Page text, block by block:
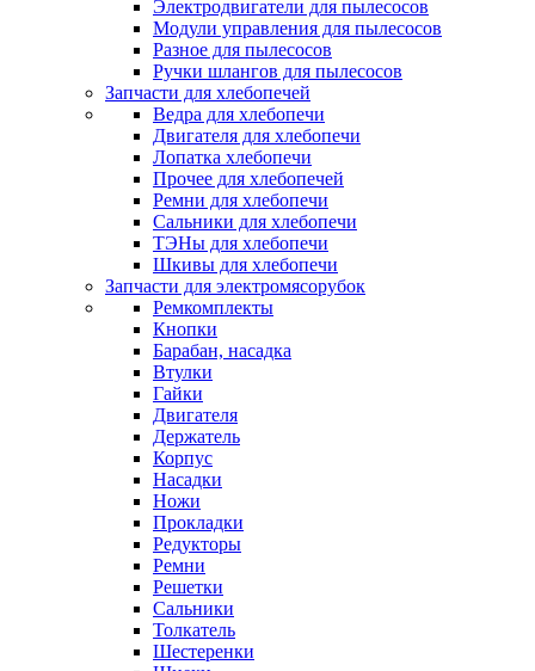
Электродвигатели для пылесосов
Модули управления для пылесосов
Разное для пылесосов
Ручки шлангов для пылесосов
Запчасти для хлебопечей
Ведра для хлебопечи
Двигателя для хлебопечи
Лопатка хлебопечи
Прочее для хлебопечей
Ремни для хлебопечи
Сальники для хлебопечи
ТЭНы для хлебопечи
Шкивы для хлебопечи
Запчасти для электромясорубок
Ремкомплекты
Кнопки
Барабан, насадка
Втулки
Гайки
Двигателя
Держатель
Корпус
Насадки
Ножи
Прокладки
Редукторы
Ремни
Решетки
Сальники
Толкатель
Шестеренки